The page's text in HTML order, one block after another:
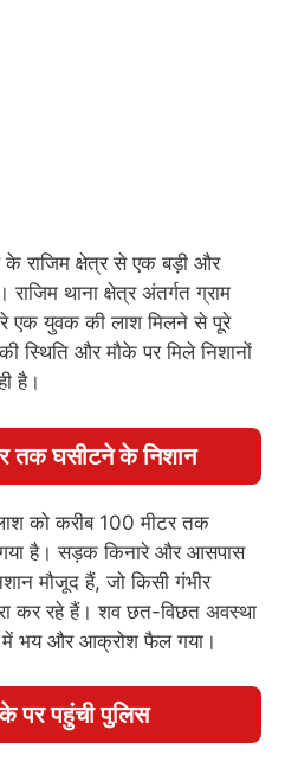
राजिम क्षेत्र से एक बड़ी और
थाना क्षेत्र अंतर्गत ग्राम
एक युवक की लाश मिलने से पूरे
स्थिति और मौके पर मिले निशानों
है।
तक घसीटने के निशान
को करीब 100 मीटर तक
है। सड़क किनारे और आसपास
मौजूद हैं, जो किसी गंभीर
कर रहे हैं। शव छत-विछत अवस्था
में भय और आक्रोश फैल गया।
पर पहुंची पुलिस